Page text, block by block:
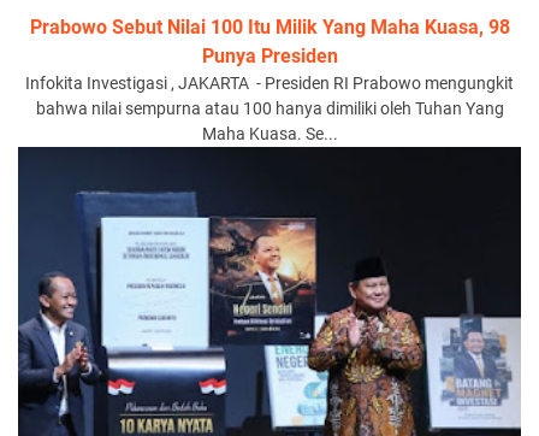
Prabowo Sebut Nilai 100 Itu Milik Yang Maha Kuasa, 98
Punya Presiden
Infokita Investigasi , JAKARTA - Presiden RI Prabowo mengungkit
bahwa nilai sempurna atau 100 hanya dimiliki oleh Tuhan Yang
Maha Kuasa. Se...